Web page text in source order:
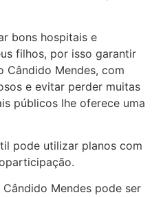
bons hospitais e
filhos, por isso garantir
Cândido Mendes, com
e evitar perder muitas
públicos lhe oferece uma
pode utilizar planos com
Mendes pode ser